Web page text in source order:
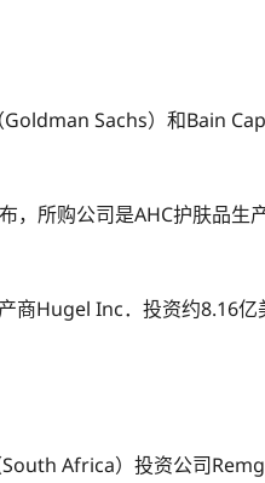
Sachs）和Bain
所购公司是AHC护肤品生
Hugel Inc．投资约8.16亿
Africa）投资公司